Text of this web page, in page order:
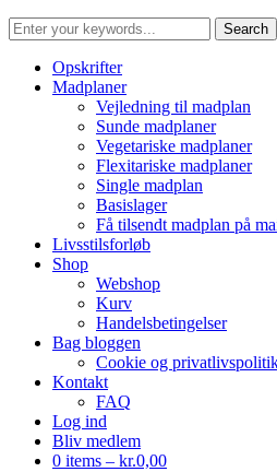
Opskrifter
Madplaner
Vejledning til madplan
Sunde madplaner
Vegetariske madplaner
Flexitariske madplaner
Single madplan
Basislager
Få tilsendt madplan på
Livsstilsforløb
Shop
Webshop
Kurv
Handelsbetingelser
Bag bloggen
Cookie og
Kontakt
FAQ
Log ind
Bliv medlem
0 items – kr.0,00